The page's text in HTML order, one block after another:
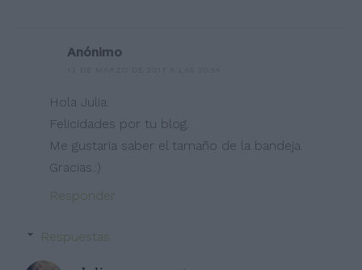
Anónimo
Hola Julia.
Felicidades por tu blog.
Me gustaria saber el tamaño de la bandeja.
Gracias.:)
Responder
Respuestas